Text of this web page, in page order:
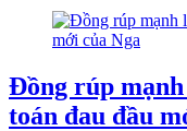
Đồng rúp
toán đau đầu